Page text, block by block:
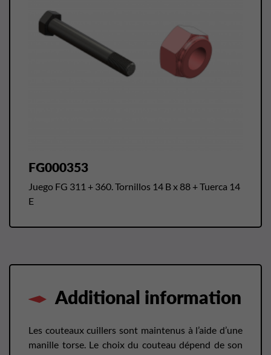
FG000353
Juego FG 311 + 360. Tornillos 14 B x 88 + Tuerca 14
E
Additional information
Les couteaux cuillers sont maintenus à l’aide d’une
manille torse. Le choix du couteau dépend de son